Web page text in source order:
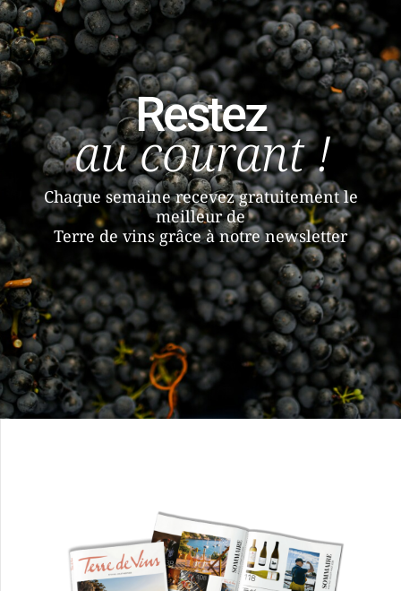
Restez
au courant !
Chaque semaine recevez gratuitement le
meilleur de
Terre de vins grâce à notre newsletter